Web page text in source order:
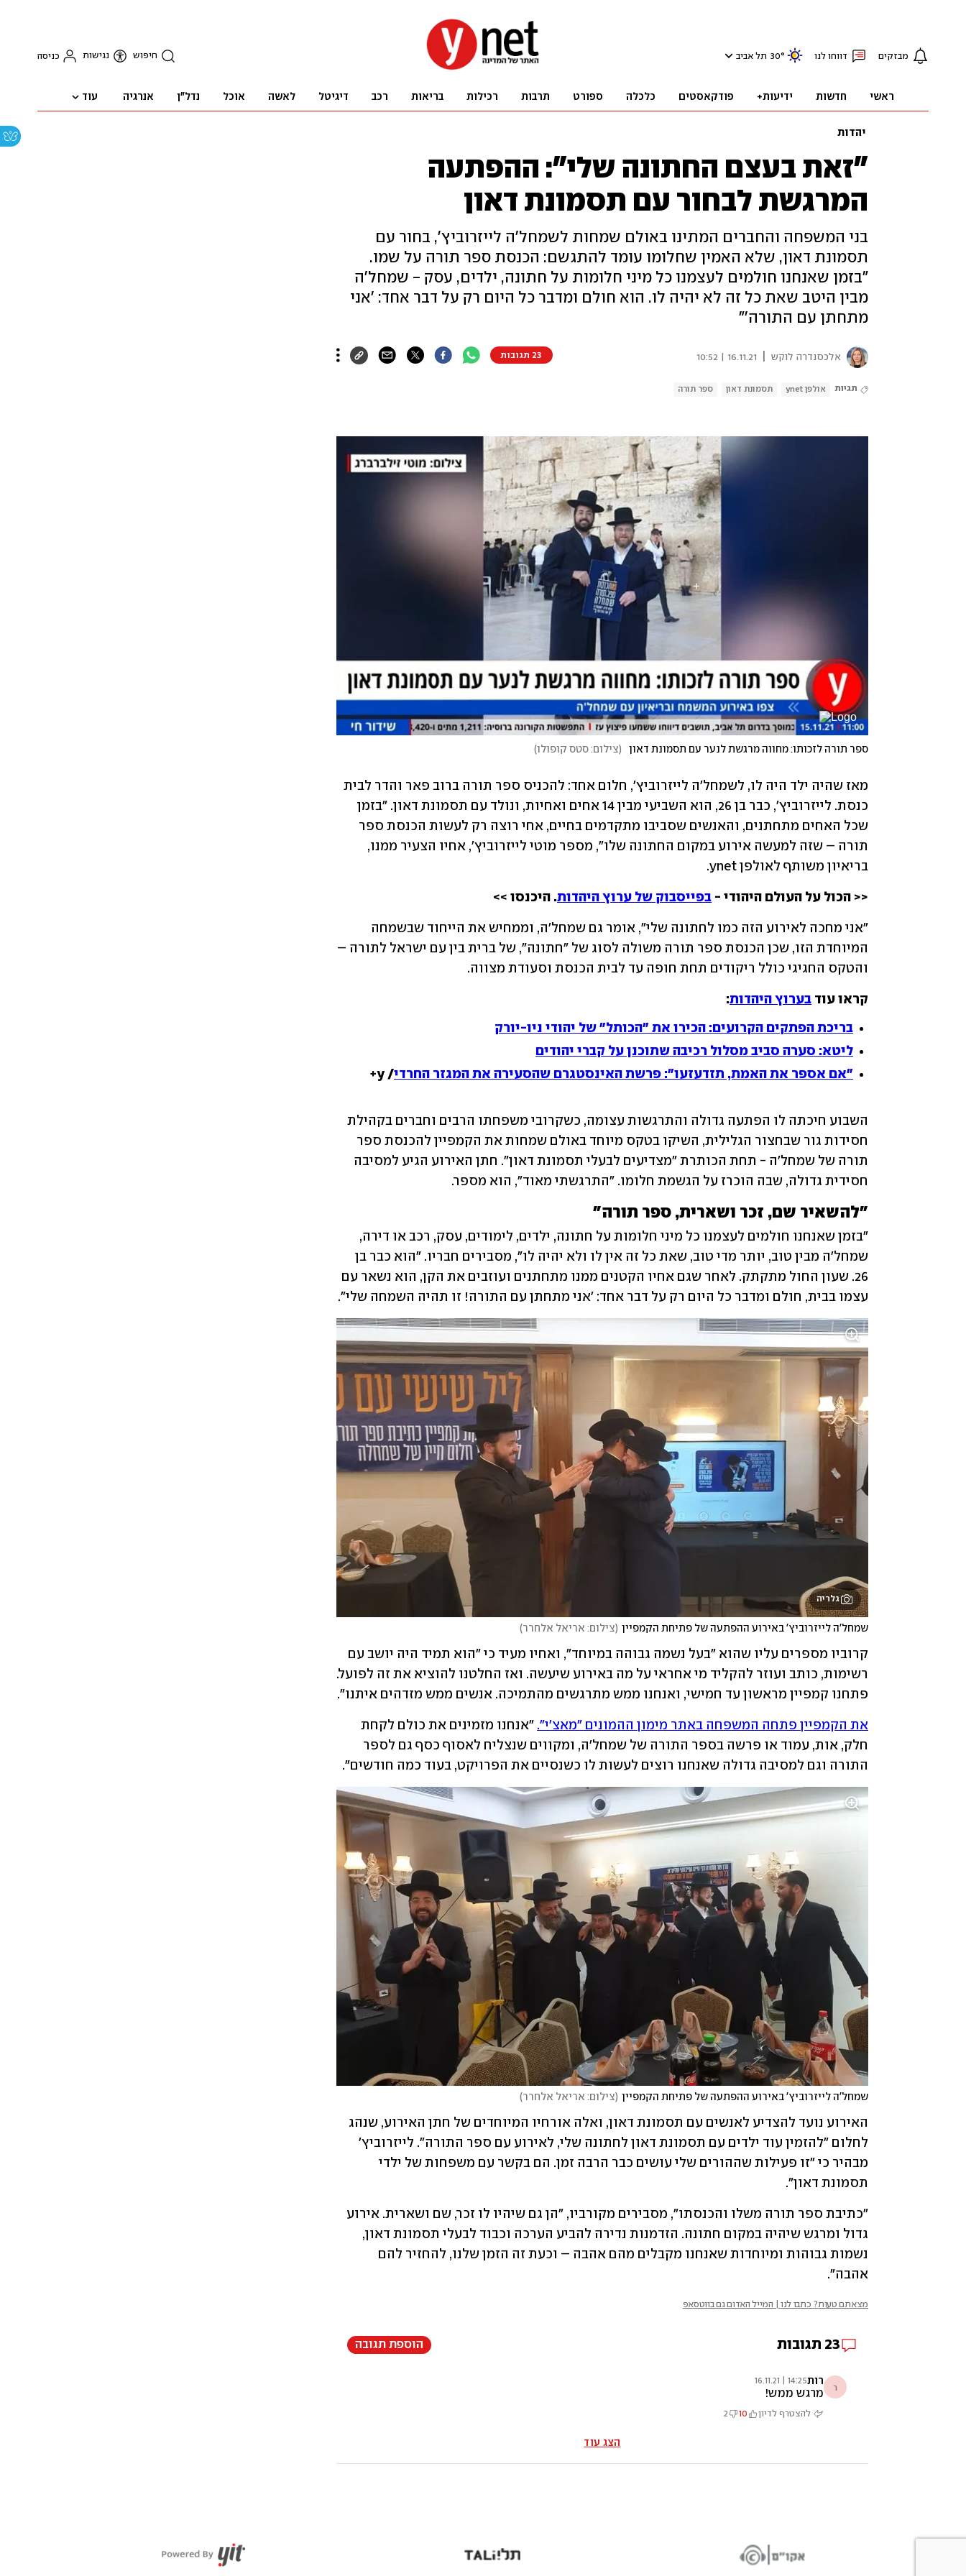
מבזקים דווחו לנו 30° תל אביב חיפוש נגישות כניסה
ראשי חדשות ידיעות+ פודקאסטים כלכלה ספורט תרבות רכילות בריאות רכב דיגיטל לאשה אוכל נדל"ן אנרגיה עוד
יהדות
"זאת בעצם החתונה שלי": ההפתעה
המרגשת לבחור עם תסמונת דאון
בני המשפחה והחברים המתינו באולם שמחות לשמחל'ה לייזרוביץ', בחור עם
תסמונת דאון, שלא האמין שחלומו עומד להתגשם: הכנסת ספר תורה על שמו.
"בזמן שאנחנו חולמים לעצמנו כל מיני חלומות על חתונה, ילדים, עסק - שמחל'ה
מבין היטב שאת כל זה לא יהיה לו. הוא חולם ומדבר כל היום רק על דבר אחד: 'אני
מתחתן עם התורה'"
אלכסנדרה לוקש 16.11.21 | 10:52 23 תגובות
תגיות אולפן ynet תסמונת דאון ספר תורה
ספר תורה לזכותו: מחווה מרגשת לנער עם תסמונת דאון (צילום: סטס קופולו)
בריאיון משותף לאולפן ynet.
<< הכול על העולם היהודי - בפייסבוק של ערוץ היהדות. היכנסו >>
והטקס החגיגי כולל ריקודים תחת חופה עד לבית הכנסת וסעודת מצווה.
קראו עוד בערוץ היהדות:
בריכת הפתקים הקרועים: הכירו את "הכותל" של יהודי ניו-יורק
ליטא: סערה סביב מסלול רכיבה שתוכנן על קברי יהודים
"אם אספר את האמת, תזדעזעו": פרשת האינסטגרם שהסעירה את המגזר החרדי/ y+
חסידית גדולה, שבה הוכרז על הגשמת חלומו. "התרגשתי מאוד", הוא מספר.
"להשאיר שם, זכר ושארית, ספר תורה"
עצמו בבית, חולם ומדבר כל היום רק על דבר אחד: 'אני מתחתן עם התורה! זו תהיה השמחה שלי".
גלריה
שמחל'ה לייזרוביץ' באירוע ההפתעה של פתיחת הקמפיין (צילום: אריאל אלחרר)
פתחנו קמפיין מראשון עד חמישי, ואנחנו ממש מתרגשים מהתמיכה. אנשים ממש מזדהים איתנו".
את הקמפיין פתחה המשפחה באתר מימון ההמונים "מאצ'י".
התורה וגם למסיבה גדולה שאנחנו רוצים לעשות לו כשנסיים את הפרויקט, בעוד כמה חודשים".
שמחל'ה לייזרוביץ' באירוע ההפתעה של פתיחת הקמפיין (צילום: אריאל אלחרר)
תסמונת דאון".
אהבה".
מצאתם טעות? כתבו לנו | המייל האדום גם בווטסאפ
23 תגובות הוספת תגובה
ר רות14:25 | 16.11.21
מרגש ממש!
להצטרף לדיון 10
2
הצג עוד